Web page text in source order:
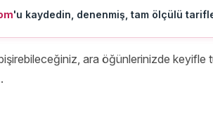
'u kaydedin, denenmiş, tam ölçülü
ara öğünlerinizde